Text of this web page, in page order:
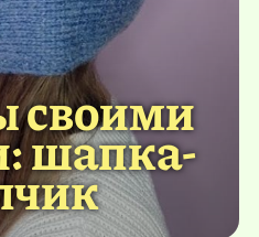
своими
шапка-